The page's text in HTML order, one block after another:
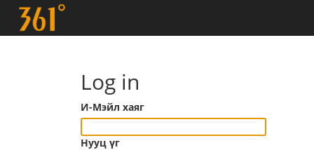
Log in
И-Мэйл хаяг
Нууц үг